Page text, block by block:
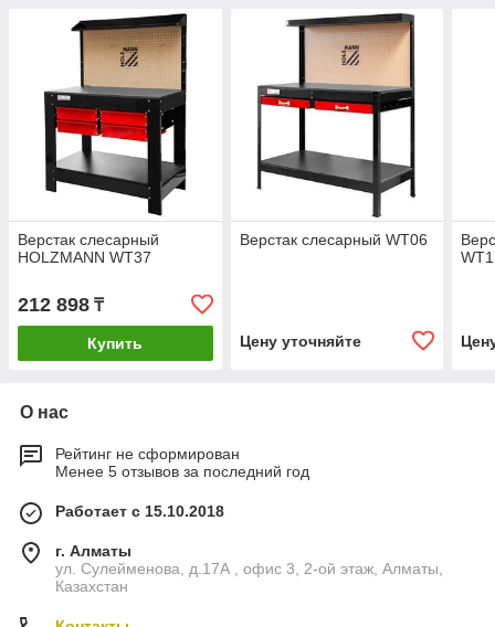
Верстак слесарный
HOLZMANN WT37
212 898 ₸
Купить
Верстак слесарный WT06
Цену уточняйте
О нас
Рейтинг не сформирован
Менее 5 отзывов за последний год
Работает с 15.10.2018
г. Алматы
ул. Сулейменова, д.17А , офис 3, 2-ой этаж, Алматы,
Казахстан